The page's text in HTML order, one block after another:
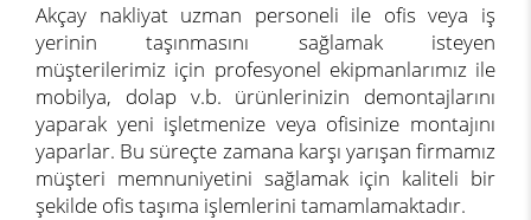
Akçay nakliyat uzman personeli ile ofis veya iş
yerinin taşınmasını sağlamak isteyen
müşterilerimiz için profesyonel ekipmanlarımız ile
mobilya, dolap v.b. ürünlerinizin demontajlarını
yaparak yeni işletmenize veya ofisinize montajını
yaparlar. Bu süreçte zamana karşı yarışan firmamız
müşteri memnuniyetini sağlamak için kaliteli bir
şekilde ofis taşıma işlemlerini tamamlamaktadır.